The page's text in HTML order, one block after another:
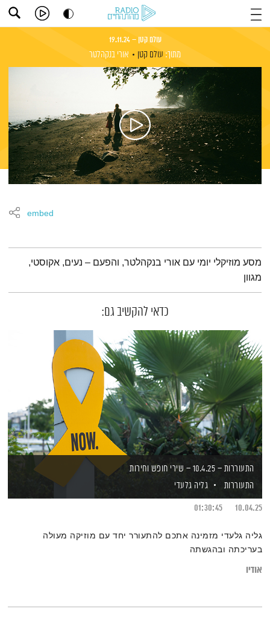
עולם קטן – 19.11.24
מתוך: עולם קטן אורי בנקהלטר
embed
תמצית הפודקאסט
מסע מוזיקלי יומי עם אורי בנקהלטר, והפעם – נעים, אקוסטי,
מגוון
כדאי להקשיב גם:
התעוררות – 10.4.25 – שירי חופש וחירות
התעוררות
גליה גלעדי
10.04.25
01:30:45
גליה גלעדי מזמינה אתכם להתעורר יחד עם מוזיקה מעולה
בעריכתה ובהגשתה
אודיו